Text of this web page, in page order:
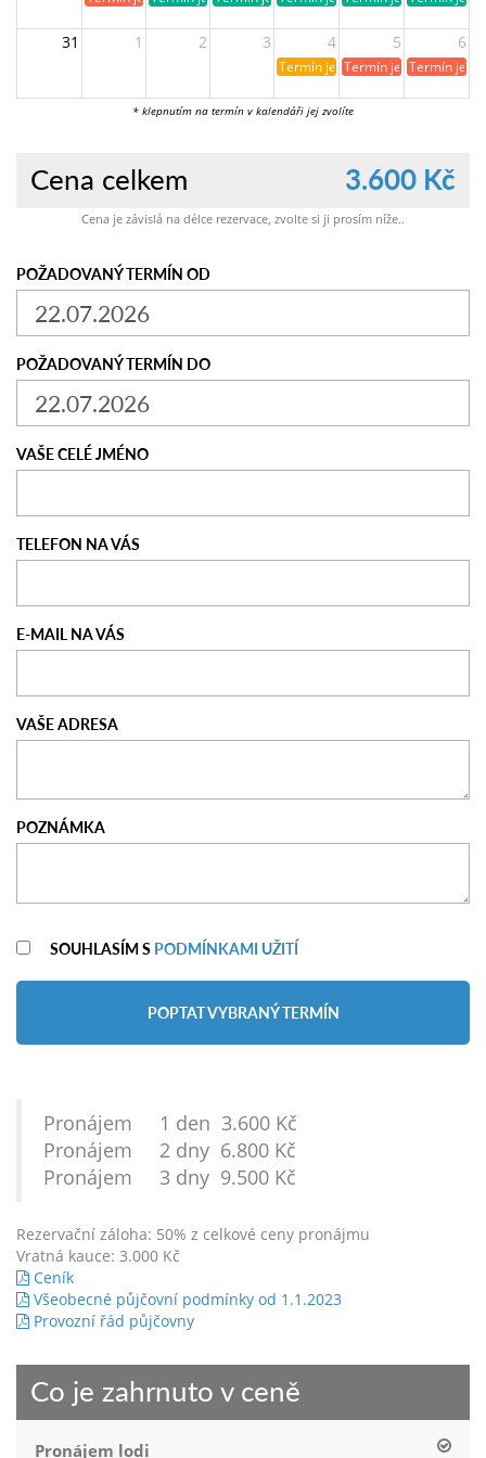
31 1 2 3 4 5 6
Termín je již rezervován
Termín je již obsazen
Termín je již
* klepnutím na termín v kalendáři jej zvolíte
Cena celkem 3.600 Kč
Cena je závislá na délce rezervace, zvolte si ji prosím níže..
POŽADOVANÝ TERMÍN OD
POŽADOVANÝ TERMÍN DO
VAŠE CELÉ JMÉNO
TELEFON NA VÁS
E-MAIL NA VÁS
VAŠE ADRESA
POZNÁMKA
SOUHLASÍM S PODMÍNKAMI UŽITÍ
POPTAT VYBRANÝ TERMÍN
Pronájem 1 den 3.600 Kč
Pronájem 2 dny 6.800 Kč
Pronájem 3 dny 9.500 Kč
Rezervační záloha: 50% z celkové ceny pronájmu
Vratná kauce: 3.000 Kč
Ceník
Všeobecné půjčovní podmínky od 1.1.2023
Provozní řád půjčovny
Co je zahrnuto v ceně
Pronájem lodi